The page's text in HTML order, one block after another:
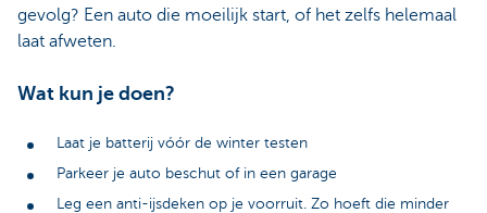
gevolg? Een auto die moeilijk start, of het zelfs helemaal
laat afweten.
Wat kun je doen?
Laat je batterij vóór de winter testen
Parkeer je auto beschut of in een garage
Leg een anti-ijsdeken op je voorruit. Zo hoeft die minder